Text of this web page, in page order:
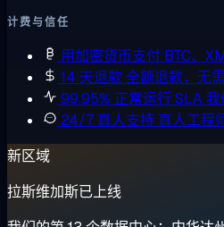
计费与信任
用加密货币支付 BTC、
14 天退款全额退款，无
99.95% 正常运行 SLA我
24/7 真人支持 真人工程
新区域
拉斯维加斯已上线